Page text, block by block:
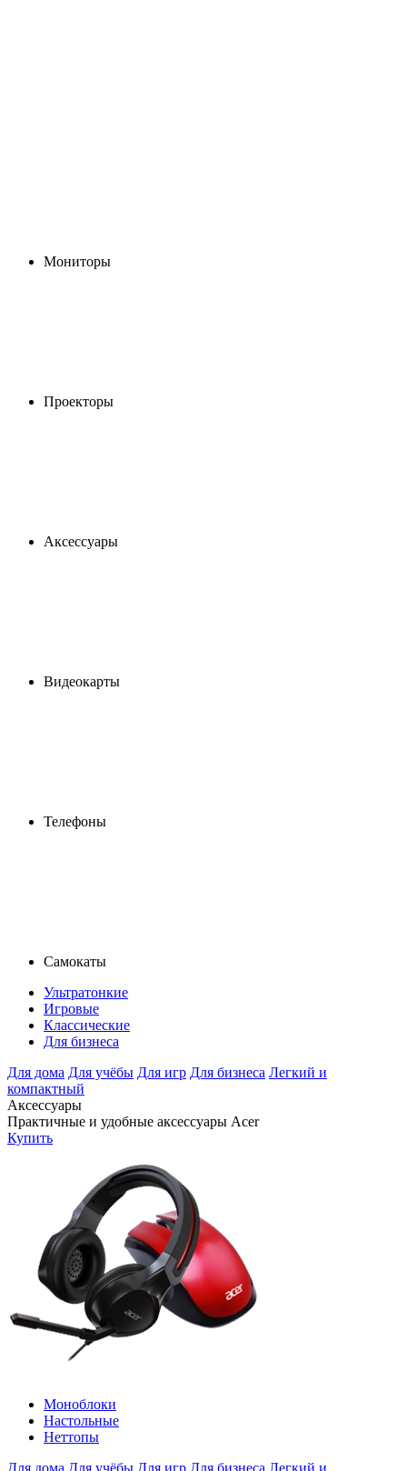
Мониторы
Проекторы
Аксессуары
Видеокарты
Телефоны
Самокаты
Ультратонкие
Игровые
Классические
Для бизнеса
Для дома Для учёбы Для игр Для бизнеса Легкий и
компактный
Аксессуары
Практичные и удобные аксессуары Acer
Купить
Моноблоки
Настольные
Неттопы